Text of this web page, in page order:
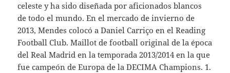
celeste y ha sido diseñada por aficionados blancos
de todo el mundo. En el mercado de invierno de
2013, Mendes colocó a Daniel Carriço en el Reading
Football Club. Maillot de football original de la época
del Real Madrid en la temporada 2013/2014 en la que
fue campeón de Europa de la DECIMA Champions. 1.